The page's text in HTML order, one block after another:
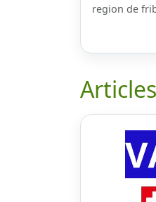
region de
Articles